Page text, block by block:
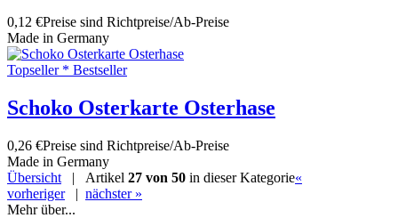
0,12 €Preise sind Richtpreise/Ab-Preise
Made in Germany
Topseller * Bestseller
Schoko Osterkarte Osterhase
0,26 €Preise sind Richtpreise/Ab-Preise
Made in Germany
Übersicht | Artikel 27 von 50 in dieser Kategorie«
vorheriger| nächster »
Mehr über...